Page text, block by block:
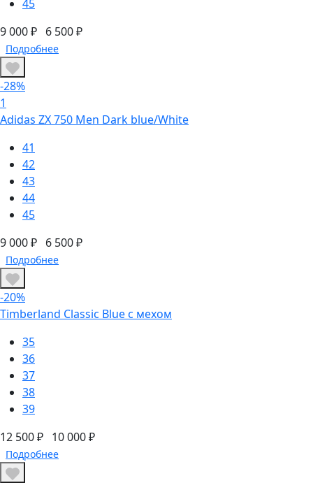
45
9 000 ₽ 6 500 ₽
Подробнее
-28%
1
Adidas ZX 750 Men Dark blue/White
41
42
43
44
45
9 000 ₽ 6 500 ₽
Подробнее
-20%
Timberland Classic Blue с мехом
35
36
37
38
39
12 500 ₽ 10 000 ₽
Подробнее